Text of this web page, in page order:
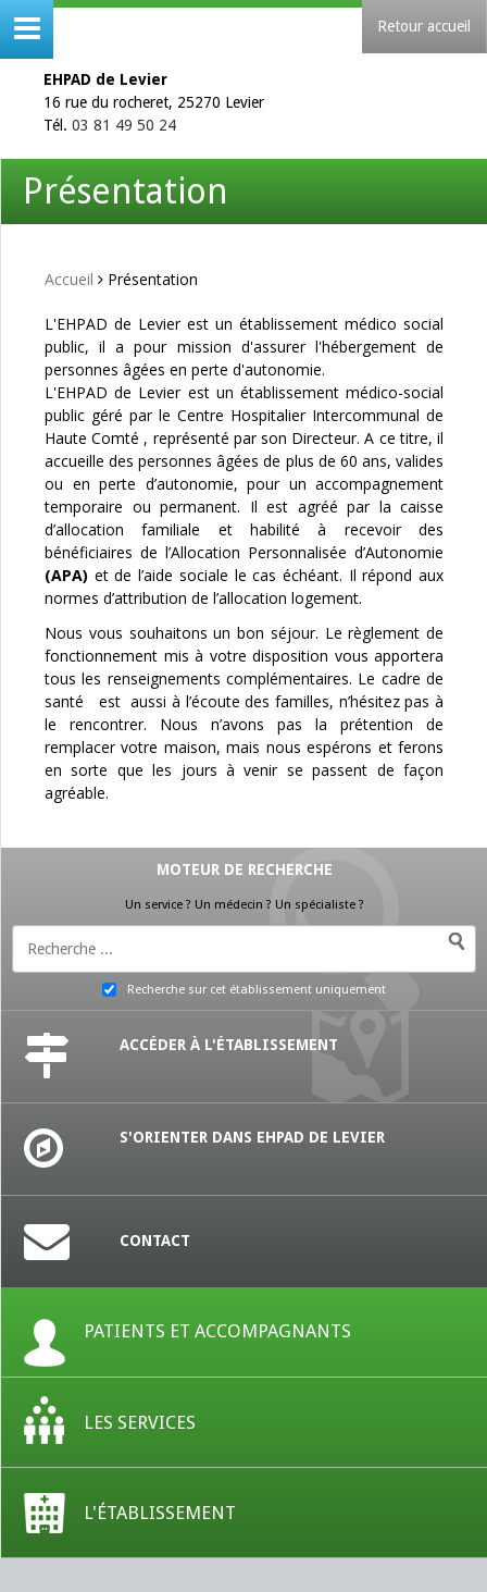
Retour accueil
EHPAD de Levier
16 rue du rocheret, 25270 Levier
Tél. 03 81 49 50 24
Présentation
Accueil Présentation
L'EHPAD de Levier est un établissement médico social
public, il a pour mission d'assurer l'hébergement de
personnes âgées en perte d'autonomie.
L'EHPAD de Levier est un établissement médico-social
public géré par le Centre Hospitalier Intercommunal de
Haute Comté , représenté par son Directeur. A ce titre, il
accueille des personnes âgées de plus de 60 ans, valides
ou en perte d’autonomie, pour un accompagnement
temporaire ou permanent. Il est agréé par la caisse
d’allocation familiale et habilité à recevoir des
bénéficiaires de l’Allocation Personnalisée d’Autonomie
(APA) et de l’aide sociale le cas échéant. Il répond aux
normes d’attribution de l’allocation logement.
Nous vous souhaitons un bon séjour. Le règlement de
fonctionnement mis à votre disposition vous apportera
tous les renseignements complémentaires. Le cadre de
santé est aussi à l’écoute des familles, n’hésitez pas à
le rencontrer. Nous n’avons pas la prétention de
remplacer votre maison, mais nous espérons et ferons
en sorte que les jours à venir se passent de façon
agréable.
MOTEUR DE RECHERCHE
Un service ? Un médecin ? Un spécialiste ?
Recherche sur cet établissement uniquement
ACCÉDER À L'ÉTABLISSEMENT
S'ORIENTER DANS EHPAD DE LEVIER
CONTACT
PATIENTS ET ACCOMPAGNANTS
LES SERVICES
L'ÉTABLISSEMENT